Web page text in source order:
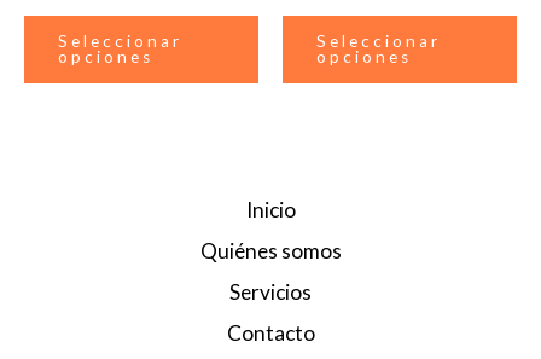
Seleccionar
opciones
productoSeleccionar
opciones
Inicio
Quiénes somos
Servicios
Contacto